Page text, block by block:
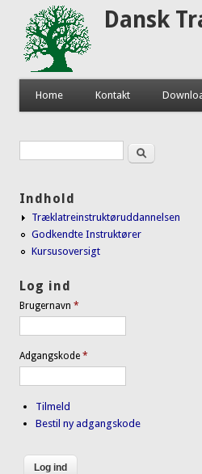
Dansk
Home Kontakt
Søgefelt Søg
Indhold
Træklatreinstruktøruddannelsen
Godkendte Instruktører
Kursusoversigt
Log ind
Brugernavn *
Adgangskode *
Tilmeld
Bestil ny adgangskode